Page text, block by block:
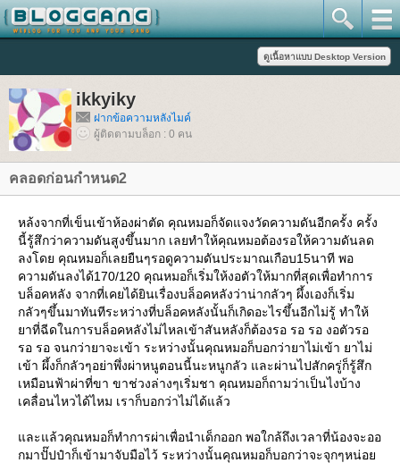
ikkyiky
ฝากข้อความหลังไมค์
ผู้ติดตามบล็อก : 0 คน
คลอดก่อนกำหนด2
หล้งจากที่เข็นเข้าห้องผ่าตัด คุณหมอก็จัดแจงวัดความดันอีกครั้ง ครั้ง
นี้รู้สึกว่าความดันสูงขึ้นมาก เลยทำให้คุณหมอต้องรอให้ความดันลด
ลงโดย คุณหมอก็เลยยืนๆรอดูความดันประมาณเกือบ15นาที พอ
ความดันลงได้170/120 คุณหมอก็เริ่มให้งอตัวให้มากที่สุดเพื่อทำการ
บล็อคหลัง จากที่เคยได้ยินเรื่องบล็อคหลังว่าน่ากลัวๆ ผึ้งเองก็เริ่ม
กลัวๆขึ้นมาทันทีระหว่างที่บล็อคหลังนั้นก็เกิดอะไรขึ้นอีกไม่รู้ ทำให้
าที่ฉีดในการบล็อคหลังไม่ไหลเข้าสันหลังก็ต้องรอ รอ รอ งอตัวรอ
รอ รอ จนกว่ายาจะเข้า ระหว่างนั้นคุณหมอก็บอกว่ายาไม่เข้า ยาไม่
เข้า ผึ้งก็กลัวๆอย่าพึ่งผ่าหนูตอนนี้นะหนูกลัว และผ่านไปสักครู่ก็รู้สึก
เหมือนฟ้าผ่าที่ขา ขาช่วงล่างๆเริ่มชา คุณหมอก็ถามว่าเป็นไงบ้าง
เคลื่อนไหวได้ไหม เราก็บอกว่าไม่ได้แล้ว
ละแล้วคุณหมอก็ทำการผ่าเพื่อนำเด็กออก พอใกล้ถึงเวลาที่น้องจะออ
กมาปั๊ปป๋าก็เข้ามาจับมือไว้ ระหว่างนั้นคุณหมอก็บอกว่าจะจุกๆหน่อ